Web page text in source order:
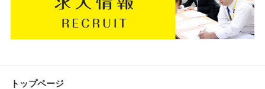
トップページ